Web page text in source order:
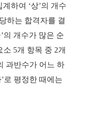
하여 ‘상’의 개수
하는 합격자를 결
의 개수가 많은 순
5개 항목 중 2개
과반수가 어느 하
로 평정한 때에는